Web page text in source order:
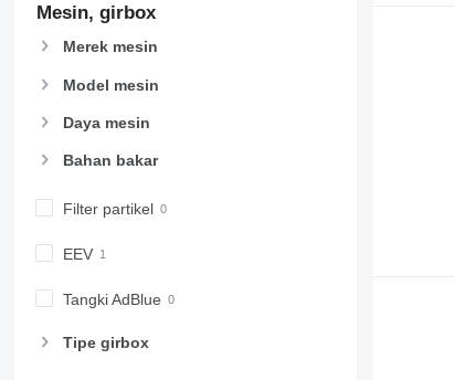
Mesin, girbox
Merek mesin
Model mesin
Daya mesin
Bahan bakar
Filter partikel
EEV
Tangki AdBlue
Tipe girbox